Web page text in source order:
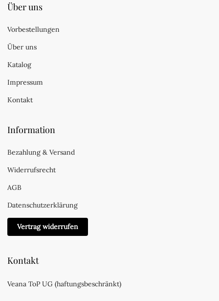
Über uns
Vorbestellungen
Über uns
Katalog
Impressum
Kontakt
Information
Bezahlung & Versand
Widerrufsrecht
AGB
Datenschutzerklärung
Vertrag widerrufen
Kontakt
Veana ToP UG (haftungsbeschränkt)